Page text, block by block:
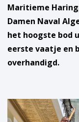
Maritieme
Damen Naval
het hoogste bod
eerste vaatje en
overhandigd.